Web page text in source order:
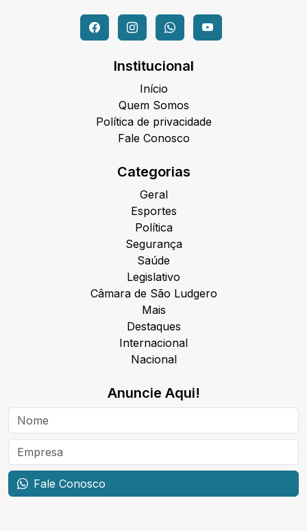
Institucional
Início
Quem Somos
Política de privacidade
Fale Conosco
Categorias
Geral
Esportes
Política
Segurança
Saúde
Legislativo
Câmara de São Ludgero
Mais
Destaques
Internacional
Nacional
Anuncie Aqui!
Fale Conosco